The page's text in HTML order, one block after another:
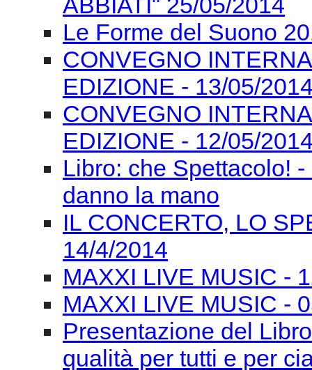
Le Forme del Suono
CONVEGNO
EDIZIONE - 13/05/
CONVEGNO
EDIZIONE - 12/05/
Libro: che Spettacolo!
danno la mano
IL CONCERTO, LO
14/4/2014
MAXXI LIVE MUSIC -
MAXXI LIVE MUSIC -
Presentazione del
qualità per tutti e per